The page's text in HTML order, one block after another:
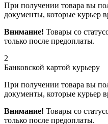
При получении товара вы
документы, которые курьер
Внимание! Товары со
только после предоплаты.
2
Банковской картой курьеру
При получении товара вы
документы, которые курьер
Внимание! Товары со
только после предоплаты.